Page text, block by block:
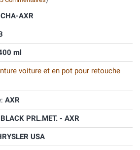
AXR
ml
voiture et en pot pour retouche
AXR
PRL.MET. - AXR
USA